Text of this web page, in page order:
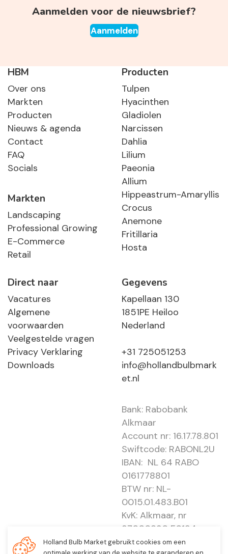
Aanmelden voor de nieuwsbrief?
Aanmelden
HBM
Over ons
Markten
Producten
Nieuws & agenda
Contact
FAQ
Socials
Markten
Landscaping
Professional Growing
E-Commerce
Retail
Producten
Tulpen
Hyacinthen
Gladiolen
Narcissen
Dahlia
Lilium
Paeonia
Allium
Hippeastrum-Amaryllis
Crocus
Anemone
Fritillaria
Hosta
Direct naar
Vacatures
Algemene
voorwaarden
Veelgestelde vragen
Privacy Verklaring
Downloads
Gegevens
Kapellaan 130
1851PE Heiloo
Nederland
+31 725051253
info@hollandbulbmark
et.nl
Bank: Rabobank
Alkmaar
Account nr: 16.17.78.801
Swiftcode: RABONL2U
IBAN: NL 64 RABO
0161778801
BTW nr: NL-
0015.01.483.B01
KvK: Alkmaar, nr
37000830 E0194 -
EBO 505
Holland Bulb Market gebruikt cookies om een